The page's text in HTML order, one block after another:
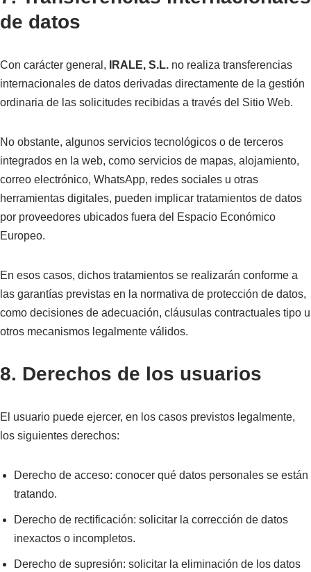
de datos
Con carácter general, IRALE, S.L. no realiza transferencias
internacionales de datos derivadas directamente de la gestión
ordinaria de las solicitudes recibidas a través del Sitio Web.
No obstante, algunos servicios tecnológicos o de terceros
integrados en la web, como servicios de mapas, alojamiento,
correo electrónico, WhatsApp, redes sociales u otras
herramientas digitales, pueden implicar tratamientos de datos
por proveedores ubicados fuera del Espacio Económico
Europeo.
En esos casos, dichos tratamientos se realizarán conforme a
las garantías previstas en la normativa de protección de datos,
como decisiones de adecuación, cláusulas contractuales tipo u
otros mecanismos legalmente válidos.
8. Derechos de los usuarios
El usuario puede ejercer, en los casos previstos legalmente,
los siguientes derechos:
Derecho de acceso: conocer qué datos personales se están
tratando.
Derecho de rectificación: solicitar la corrección de datos
inexactos o incompletos.
Derecho de supresión: solicitar la eliminación de los datos